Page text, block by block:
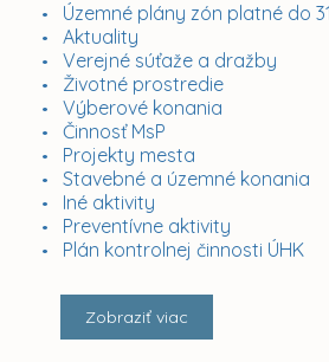
Územné plány zón platné do
Aktuality
Verejné súťaže a dražby
Životné prostredie
Výberové konania
Činnosť MsP
Projekty mesta
Stavebné a územné konania
Iné aktivity
Preventívne aktivity
Plán kontrolnej činnosti ÚHK
Zobraziť viac